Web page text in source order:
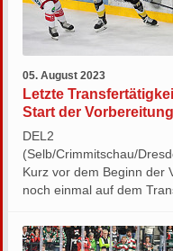
05. August 2023
Letzte
Start der Vorbereitung
DEL2
(Selb/Crimmitschau/
Kurz vor dem Beginn der
noch einmal auf dem